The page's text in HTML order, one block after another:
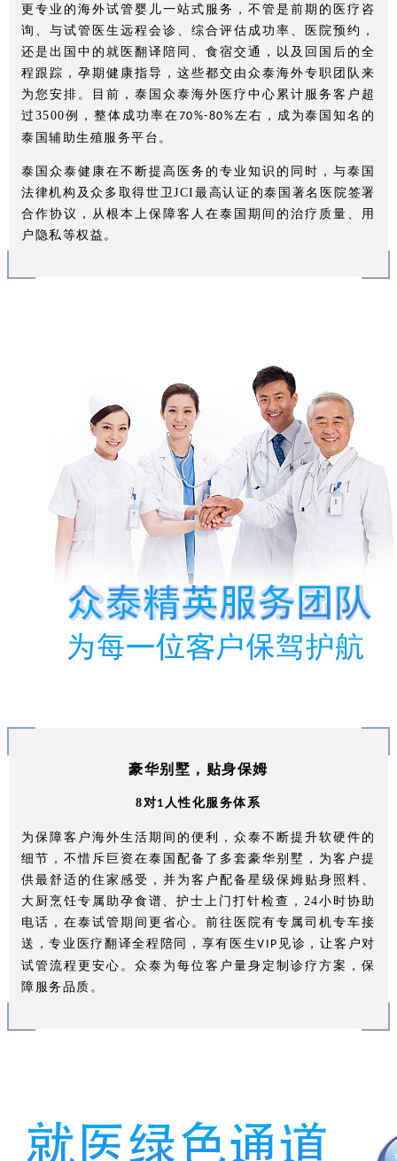
更专业的海外试管婴儿一站式服务，不管是前期的医疗咨
询、与试管医生远程会诊、综合评估成功率、医院预约，
还是出国中的就医翻译陪同、食宿交通，以及回国后的全
程跟踪，孕期健康指导，这些都交由众泰海外专职团队来
为您安排。目前，泰国众泰海外医疗中心累计服务客户超
过 3500例，整体成功率在70%-80%左右，成为泰国知名的
泰国辅助生殖服务平台。
泰国众泰健康在不断提高医务的专业知识的同时，与泰国
法律机构及众多取得世卫JCI 最高认证的泰国著名医院签署
合作协议，从根本上保障客人在泰国期间的治疗质量、用
户隐私等权益。
豪华别墅，贴身保姆
8对1 人性化服务体系
为保障客户海外生活期间的便利，众泰不断提升软硬件的
细节，不惜斥巨资在泰国配备了多套豪华别墅，为客户提
供最舒适的住家感受，并为客户配备星级保姆贴身照料、
大厨烹饪专属助孕食谱、护士上门打针检查， 24小时协助
电话，在泰试管期间更省心。前往医院有专属司机专车接
送，专业医疗翻译全程陪同，享有医生VIP 见诊，让客户对
试管流程更安心。众泰为每位客户量身定制诊疗方案，保
障服务品质。